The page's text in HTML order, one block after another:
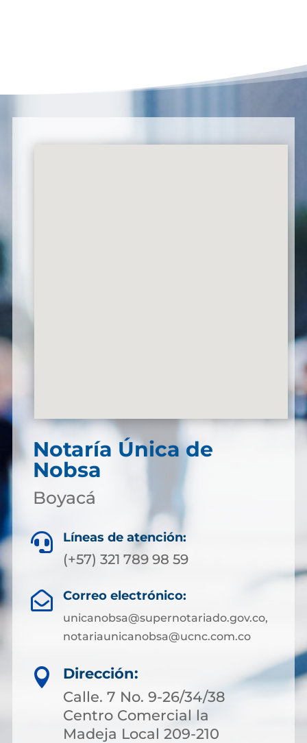
Notaría Única de
Nobsa
Boyacá
 Líneas de atención:
(+57) 321 789 98 59
 Correo electrónico:
unicanobsa@supernotariado.gov.co,
notariaunicanobsa@ucnc.com.co

Dirección:
Calle. 7 No. 9-26/34/38
Centro Comercial la
Madeja Local 209-210